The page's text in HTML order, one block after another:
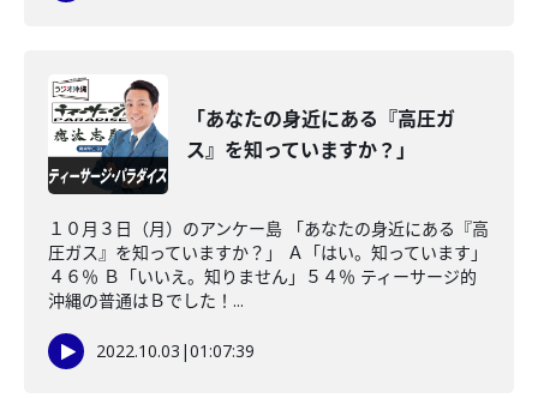
「あなたの身近にある『高圧ガ
ス』を知っていますか？」
１０月３日（月）のアンケー島 「あなたの身近にある『高
圧ガス』を知っていますか？」 Ａ「はい。知っています」
４６％ Ｂ「いいえ。知りません」５４％ ティーサージ的
沖縄の普通はＢでした！...
2022.10.03 |01:07:39